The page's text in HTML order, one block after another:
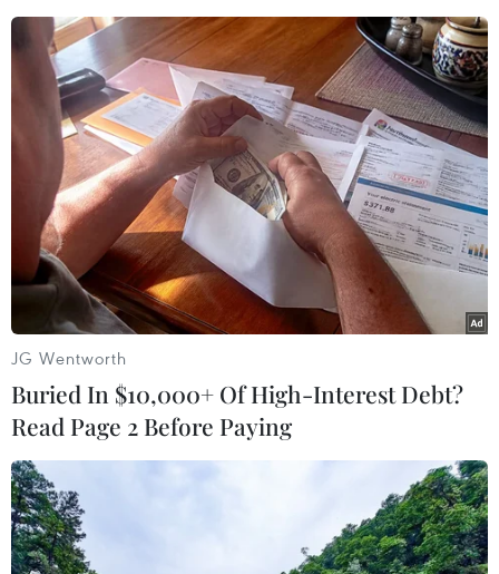
TIN LIÊN QUAN
ADB cam kết hỗ trợ gần 650 triệu USD để
JG Wentworth
Buried In $10,000+ Of High-Interest Debt?
Read Page 2 Before Paying